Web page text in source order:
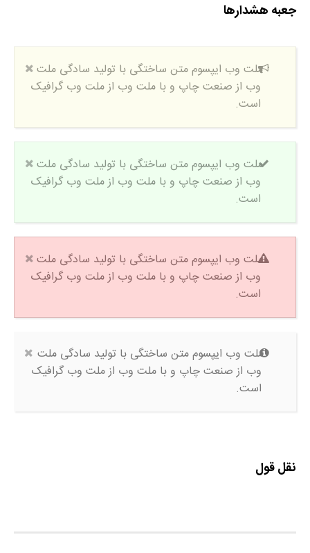
جعبه هشدارها
ملت وب ایپسوم متن ساختگی با تولید سادگی ملت
وب از صنعت چاپ و با ملت وب از ملت وب گرافیک
است.
ملت وب ایپسوم متن ساختگی با تولید سادگی ملت
وب از صنعت چاپ و با ملت وب از ملت وب گرافیک
است.
ملت وب ایپسوم متن ساختگی با تولید سادگی ملت
وب از صنعت چاپ و با ملت وب از ملت وب گرافیک
است.
ملت وب ایپسوم متن ساختگی با تولید سادگی ملت
وب از صنعت چاپ و با ملت وب از ملت وب گرافیک
است.
نقل قول